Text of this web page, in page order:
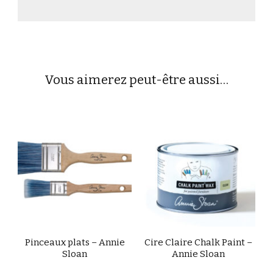
Vous aimerez peut-être aussi…
Pinceaux plats – Annie
Sloan
Cire Claire Chalk Paint –
Annie Sloan